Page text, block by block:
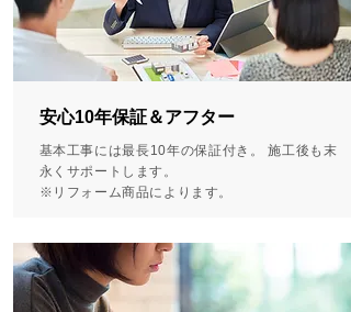
安心10年保証＆アフター
基本工事には最長10年の保証付き。 施工後も末
永くサポートします。
※リフォーム商品によります。